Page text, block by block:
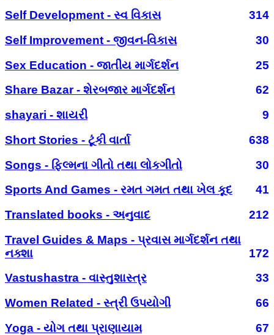
Self Development - સ્વ વિકાસ
314
Self Improvement - જીવન-વિકાસ
30
Sex Education - જાતીય માર્ગદર્શન
25
Share Bazar - શેરબજાર માર્ગદર્શન
62
shayari - શાયરી
9
Short Stories - ટૂંકી વાર્તા
638
Songs - ફિલ્મના ગીતો તથા લોકગીતો
30
Sports And Games - રમત ગમત તથા ખેલ કૂદ
41
Translated books - અનુવાદ
212
Travel Guides & Maps - પ્રવાસ માર્ગદર્શન તથા
નક્શા
172
Vastushastra - વાસ્તુશાસ્ત્ર
33
Women Related - સ્ત્રી ઉપયોગી
66
Yoga - યોગ તથા પ્રાણાયામ
67